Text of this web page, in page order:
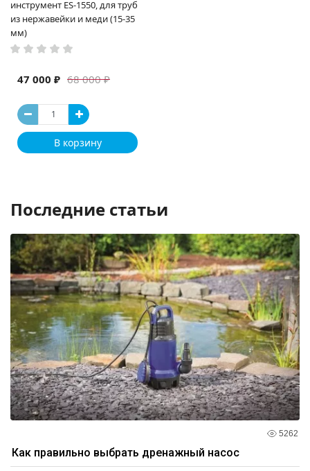
инструмент ES-1550, для труб
из нержавейки и меди (15-35
мм)
68 000 ₽
47 000 ₽
В корзину
Последние статьи
5262
Как правильно выбрать дренажный насос